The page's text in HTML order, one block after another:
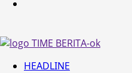
PrimaryHEADLINE